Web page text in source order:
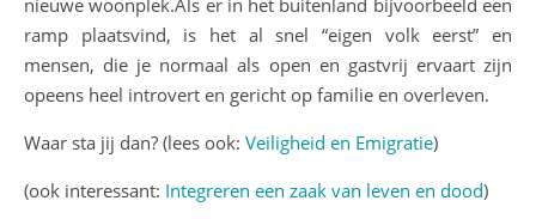
nieuwe woonplek.Als er in het buitenland bijvoorbeeld een
ramp plaatsvind, is het al snel “eigen volk eerst” en
mensen, die je normaal als open en gastvrij ervaart zijn
opeens heel introvert en gericht op familie en overleven.
Waar sta jij dan? (lees ook: Veiligheid en Emigratie)
(ook interessant: Integreren een zaak van leven en dood)